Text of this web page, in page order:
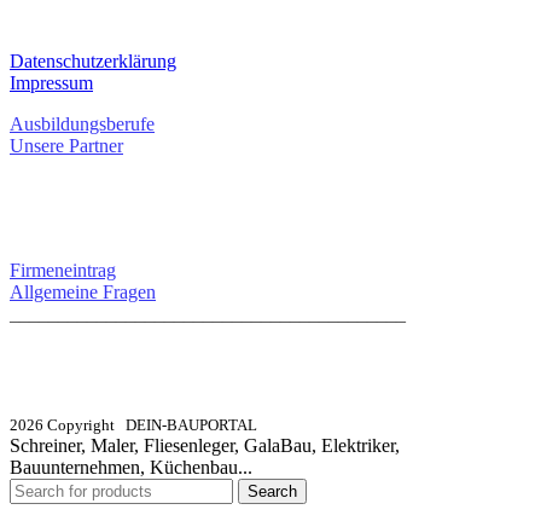
Datenschutzerklärung
Impressum
Ausbildungsberufe
Unsere Partner
Firmeneintrag
Allgemeine Fragen
2026 Copyright DEIN-BAUPORTAL
Schreiner, Maler, Fliesenleger, GalaBau, Elektriker,
Bauunternehmen, Küchenbau...
Search